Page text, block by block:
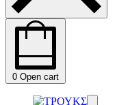
0 Open cart